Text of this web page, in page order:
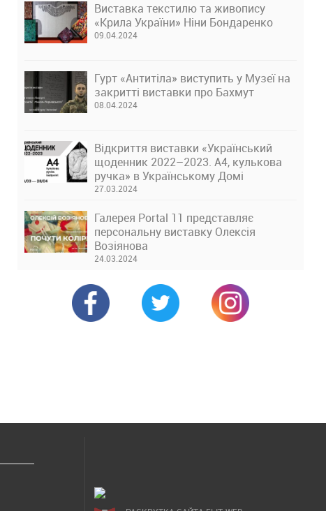
Виставка текстилю та живопису
«Крила України» Ніни Бондаренко
09.04.2024
Гурт «Антитіла» виступить у Музеї на
закритті виставки про Бахмут
08.04.2024
Відкриття виставки «Український
щоденник 2022–2023. А4, кулькова
ручка» в Українському Домі
27.03.2024
Галерея Portal 11 представляє
персональну виставку Олексія
Возіянова
24.03.2024